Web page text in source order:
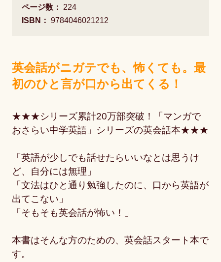
ページ数：
224
ISBN： 9784046021212
英会話がニガテでも、怖くても。最
初のひと言が口から出てくる！
★★★シリーズ累計20万部突破！「マンガで
おさらい中学英語」シリーズの英会話本★★★
「英語が少しでも話せたらいいなとは思うけ
ど、自分には無理」
「文法はひと通り勉強したのに、口から英語が
出てこない」
「そもそも英会話が怖い！」
本書はそんな方のための、英会話スタート本で
す。